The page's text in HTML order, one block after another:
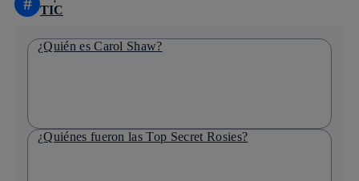
TIC
¿Quién es Carol Shaw?
¿Quiénes fueron las Top Secret Rosies?